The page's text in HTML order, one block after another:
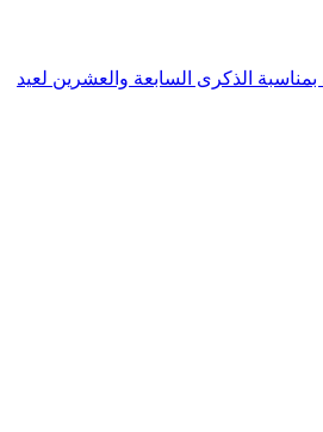
الذكرى السابعة والعشرين لعيد